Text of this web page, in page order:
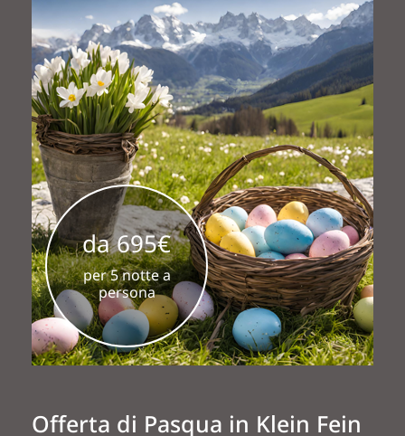
Offerta di Pasqua in Klein Fein
da 695€
per 5 notte a
persona